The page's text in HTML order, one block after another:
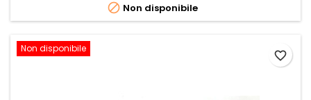
 Non disponibile
Non disponibile
favorite_border